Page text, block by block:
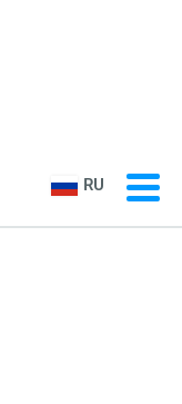
RU